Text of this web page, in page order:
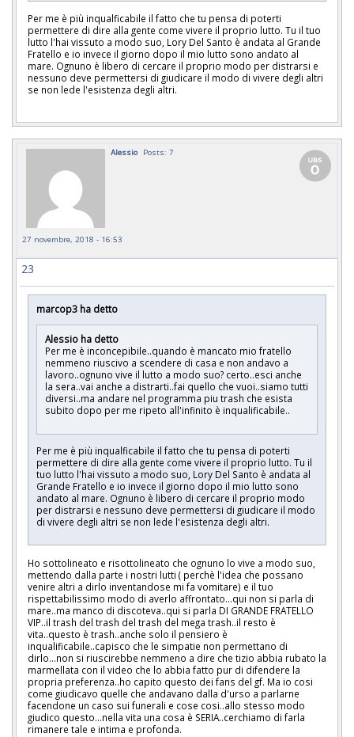
Per me è più inqualficabile il fatto che tu pensa di poterti
permettere di dire alla gente come vivere il proprio lutto. Tu il tuo
lutto l'hai vissuto a modo suo, Lory Del Santo è andata al Grande
Fratello e io invece il giorno dopo il mio lutto sono andato al
mare. Ognuno è libero di cercare il proprio modo per distrarsi e
nessuno deve permettersi di giudicare il modo di vivere degli altri
se non lede l'esistenza degli altri.
Alessio Posts: 7
27 novembre, 2018 - 16:53
23
marcop3 ha detto
Alessio ha detto
Per me è inconcepibile..quando è mancato mio fratello
nemmeno riuscivo a scendere di casa e non andavo a
lavoro..ognuno vive il lutto a modo suo? certo..esci anche
la sera..vai anche a distrarti..fai quello che vuoi..siamo tutti
diversi..ma andare nel programma piu trash che esista
subito dopo per me ripeto all'infinito è inqualificabile..
Per me è più inqualficabile il fatto che tu pensa di poterti
permettere di dire alla gente come vivere il proprio lutto. Tu il
tuo lutto l'hai vissuto a modo suo, Lory Del Santo è andata al
Grande Fratello e io invece il giorno dopo il mio lutto sono
andato al mare. Ognuno è libero di cercare il proprio modo
per distrarsi e nessuno deve permettersi di giudicare il modo
di vivere degli altri se non lede l'esistenza degli altri.
Ho sottolineato e risottolineato che ognuno lo vive a modo suo,
mettendo dalla parte i nostri lutti ( perchè l'idea che possano
venire altri a dirlo inventandose mi fa vomitare) e il tuo
rispettabilissimo modo di averlo affrontato...qui non si parla di
mare..ma manco di discoteva..qui si parla DI GRANDE FRATELLO
VIP..il trash del trash del trash del mega trash..il resto è
vita..questo è trash..anche solo il pensiero è
inqualificabile..capisco che le simpatie non permettano di
dirlo...non si riuscirebbe nemmeno a dire che tizio abbia rubato la
marmellata con il video che lo abbia fatto pur di difendere la
propria preferenza..ho capito questo dei fans del gf. Ma io cosi
come giudicavo quelle che andavano dalla d'urso a parlarne
facendone un caso sui funerali e cose cosi..allo stesso modo
giudico questo...nella vita una cosa è SERIA..cerchiamo di farla
rimanere tale e intima e profonda.